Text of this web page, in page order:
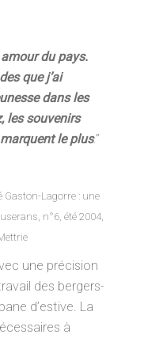
amour du pays.
que j’ai
dans les
les souvenirs
le plus.”
Gaston-Lagorre : une
n°6, été 2004,
une précision
des bergers-
d’estive. La
à